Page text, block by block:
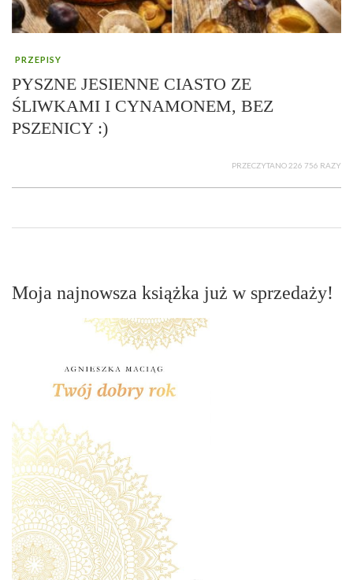
PRZEPISY
PYSZNE JESIENNE CIASTO ZE
ŚLIWKAMI I CYNAMONEM, BEZ
PSZENICY :)
PRZECZYTANO 226 756 RAZY
Moja najnowsza książka już w sprzedaży!